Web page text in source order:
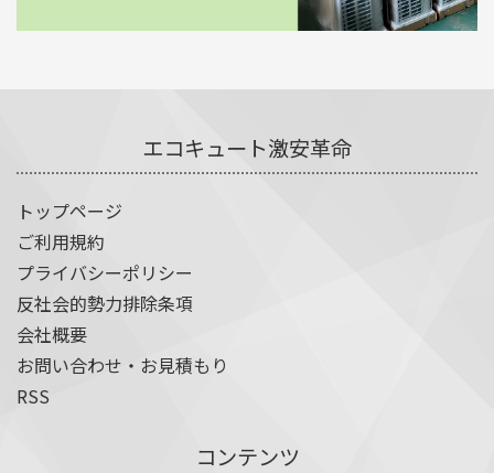
エコキュート激安革命
トップページ
ご利用規約
プライバシーポリシー
反社会的勢力排除条項
会社概要
お問い合わせ・お見積もり
RSS
コンテンツ